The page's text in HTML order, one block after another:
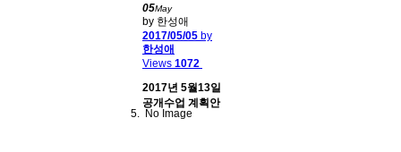
05May
by 한성애
2017/05/05 by
한성애
Views 1072
2017년 5월13일
공개수업 계획안
No Image